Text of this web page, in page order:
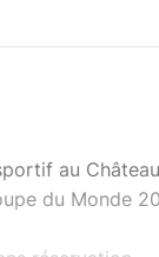
au
du Monde